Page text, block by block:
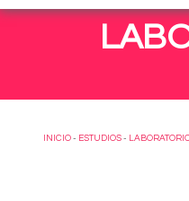
INICIO - ESTUDIOS -